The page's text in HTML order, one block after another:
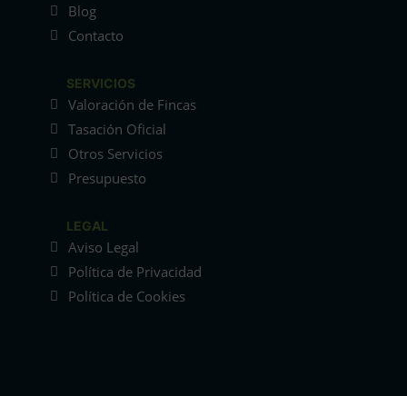
Blog
Contacto
SERVICIOS
Valoración de Fincas
Tasación Oficial
Otros Servicios
Presupuesto
LEGAL
Aviso Legal
Política de Privacidad
Política de Cookies